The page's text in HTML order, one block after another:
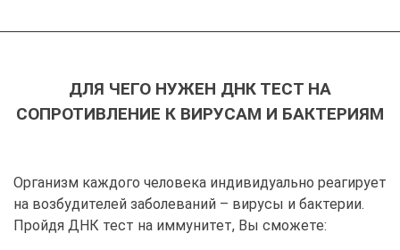
ДЛЯ ЧЕГО НУЖЕН ДНК ТЕСТ НА
СОПРОТИВЛЕНИЕ К ВИРУСАМ И БАКТЕРИЯМ
Организм каждого человека индивидуально реагирует
на возбудителей заболеваний – вирусы и бактерии.
Пройдя ДНК тест на иммунитет, Вы сможете: